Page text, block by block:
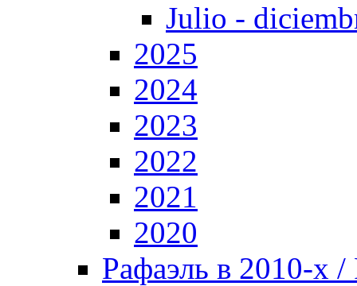
Julio -
2025
2024
2023
2022
2021
2020
Рафаэль в 2010-х /